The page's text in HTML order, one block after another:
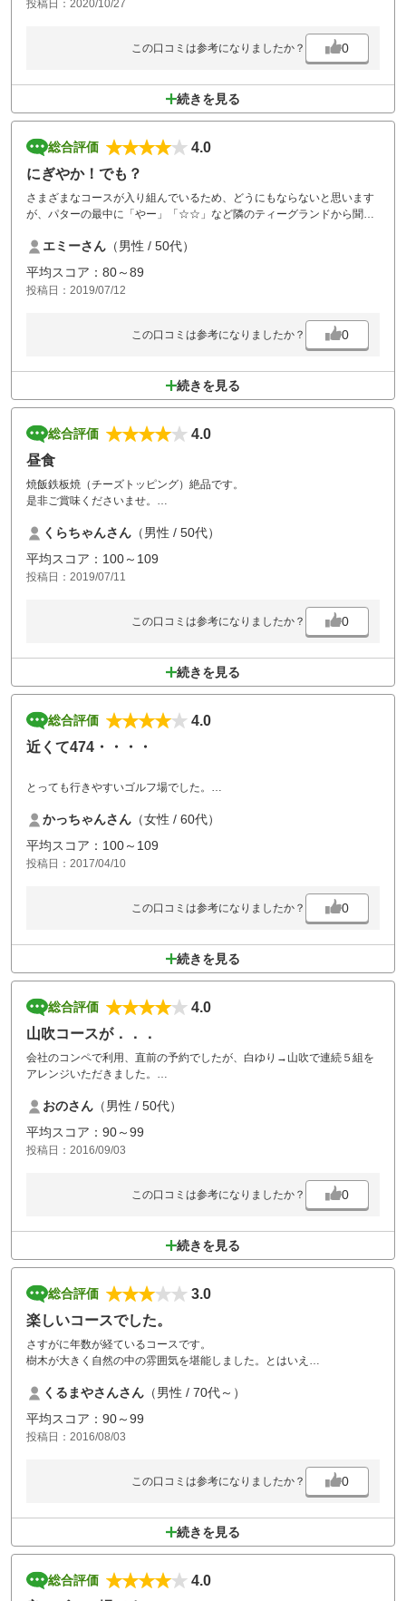
投稿日：2020/10/27
この口コミは参考になりましたか？ 0
続きを見る
総合評価
4.0
にぎやか！でも？
さまざまなコースが入り組んでいるため、どうにもならないと思います
が、パターの最中に「やー」「☆☆」など隣のティーグランドから聞こ
その度に集中が途切れ・・・・（これも実力？）
しかし、そんなことに動じない仲間が淡々とパープレイ
おかげで今年度ベストスコア８１をマーク
終わってみれば非常に楽しい一日でした。雨にも降られず梅雨の谷間の
エミーさん （男性 / 50代）
平均スコア：80～89
投稿日：2019/07/12
この口コミは参考になりましたか？ 0
続きを見る
総合評価
4.0
昼食
焼飯鉄板焼（チーズトッピング）絶品です。
是非ご賞味くださいませ。
くらちゃんさん （男性 / 50代）
平均スコア：100～109
投稿日：2019/07/11
この口コミは参考になりましたか？ 0
続きを見る
総合評価
4.0
近くて474・・・・
とっても行きやすいゴルフ場でした。
食事はおいしく・・・クリームあんみつが美味しくて毎回食べてます。
かっちゃんさん （女性 / 60代）
平均スコア：100～109
投稿日：2017/04/10
この口コミは参考になりましたか？ 0
続きを見る
総合評価
4.0
山吹コースが．．．
会社のコンペで利用、直前の予約でしたが、白ゆり→山吹で連続５組を
アレンジいただきました。
て、コースコンディションもよく気分よく回れました。
と、前半まではよいのですが、続く山吹コースが残念でした。５番がパ
ー５なのですが近隣住宅の関係でアイアン（５番まで）限定。問題はこ
ていなかったため、散々な結果だったようです。ルールの見直しが必要
と感じました。さらにはパー３が３ホールあり、「ショートコースに毛
してきているそうですが、ちゃんと18ホールパー３６回れるコースを期
食事は非常に美味しいですが非常に高価。パーティーはその反対に安い
のですがプアな食事内容で、総合的に微妙な印象を持ちました。
おのさん （男性 / 50代）
平均スコア：90～99
投稿日：2016/09/03
この口コミは参考になりましたか？ 0
続きを見る
総合評価
3.0
楽しいコースでした。
さすがに年数が経ているコースです。
樹木が大きく自然の中の雰囲気を堪能しました。とはいえ
コースメンテナンスは最高の状況です、ラフも良い感じの手入れで技量
を試されました、崖え落とすと木々に遮られました、グリーンのポジシ
ョンをきっちりと確認をしないとハマりますよ？ここのコースは距離よ
りも方向性が絶対条件です。グリーンはそんなにクセが無く１５～１６
一つ言わせて頂くとスタートの時、カートの説明ご案内が無く、何度か
来られていますかの質問もなく、カートのナビをグレードアップされて
くるまやさんさん （男性 / 70代～）
平均スコア：90～99
投稿日：2016/08/03
この口コミは参考になりましたか？ 0
続きを見る
総合評価
4.0